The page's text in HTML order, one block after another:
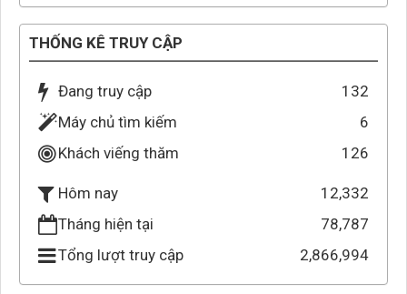
THỐNG KÊ TRUY CẬP
Đang truy cập
132
Máy chủ tìm kiếm
6
Khách viếng thăm
126
Hôm nay
12,332
Tháng hiện tại
78,787
Tổng lượt truy cập
2,866,994